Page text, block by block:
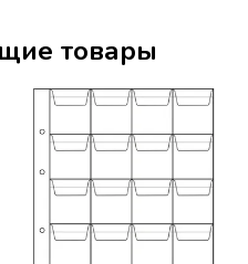
товары